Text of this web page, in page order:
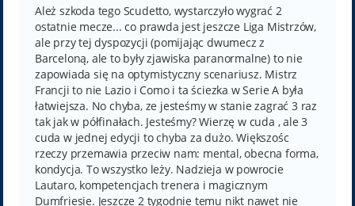
t
Ależ szkoda tego Scudetto, wystarczyło wygrać 2
ostatnie mecze... co prawda jest jeszcze Liga Mistrzów,
ale przy tej dyspozycji (pomijając dwumecz z
Barceloną, ale to były zjawiska paranormalne) to nie
zapowiada się na optymistyczny scenariusz. Mistrz
Francji to nie Lazio i Como i ta ściezka w Serie A była
łatwiejsza. No chyba, ze jesteśmy w stanie zagrać 3 raz
tak jak w półfinałach. Jesteśmy? Wierzę w cuda , ale 3
cuda w jednej edycji to chyba za dużo. Większośc
rzeczy przemawia przeciw nam: mental, obecna forma,
kondycja. To wszystko leży. Nadzieja w powrocie
Lautaro, kompetencjach trenera i magicznym
Dumfriesie. Jeszcze 2 tygodnie temu nikt nawet nie